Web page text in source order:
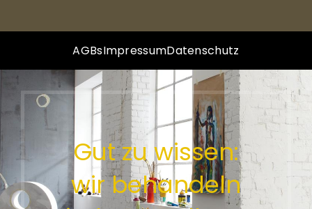
AGBsImpressumDatenschutz
Gut zu wissen:
wir behandeln